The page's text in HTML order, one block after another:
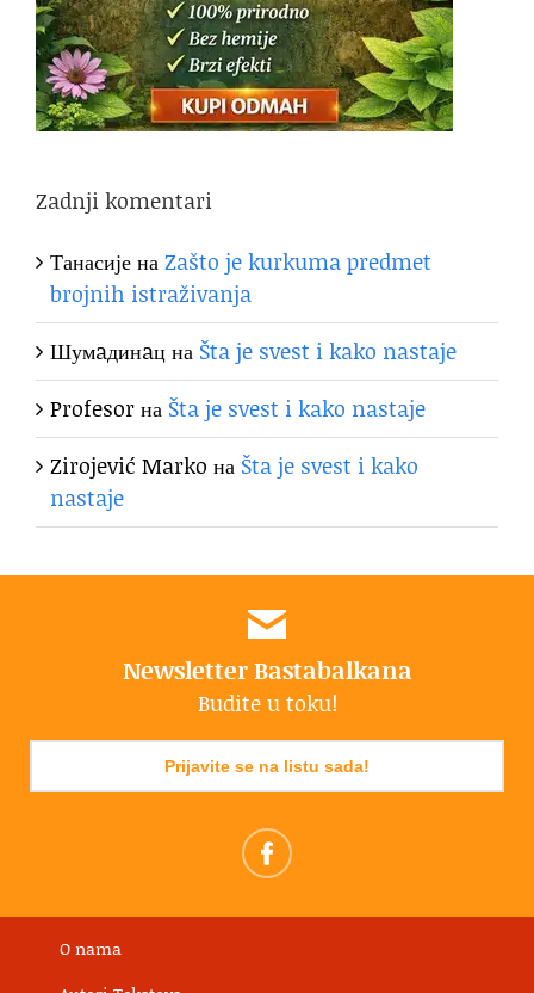
Zadnji komentari
ТанасијенаZašto je kurkuma predmet
brojnih istraživanja
Шумaдинaцна Šta je svest i kako nastaje
Profesorна Šta je svest i kako nastaje
Zirojević Marko на Šta je svest i kako
nastaje
Newsletter Bastabalkana
Budite u toku!
Prijavite se na listu sada!
O nama